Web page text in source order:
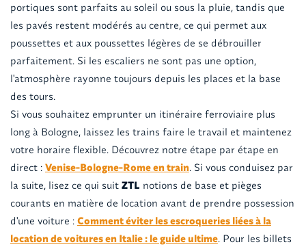
portiques sont parfaits au soleil ou sous la pluie, tandis que
les pavés restent modérés au centre, ce qui permet aux
poussettes et aux poussettes légères de se débrouiller
parfaitement. Si les escaliers ne sont pas une option,
l'atmosphère rayonne toujours depuis les places et la base
des tours.
Si vous souhaitez emprunter un itinéraire ferroviaire plus
long à Bologne, laissez les trains faire le travail et maintenez
votre horaire flexible. Découvrez notre étape par étape en
direct : Venise-Bologne-Rome en train. Si vous conduisez par
la suite, lisez ce qui suit ZTL notions de base et pièges
courants en matière de location avant de prendre possession
d'une voiture : Comment éviter les escroqueries liées à la
location de voitures en Italie : le guide ultime. Pour les billets